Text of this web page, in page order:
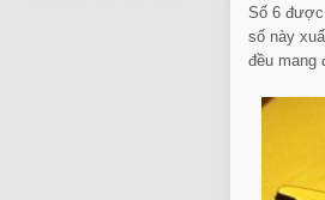
Số 6 được
số này
đều mang